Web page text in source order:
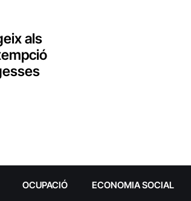
als
OCUPACIÓ ECONOMIA SOCIAL